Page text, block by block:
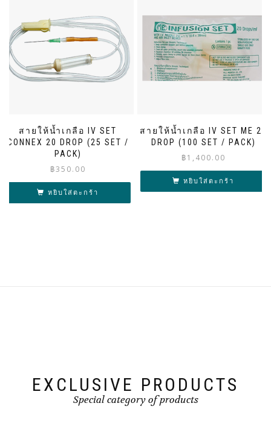
สายให้น้ำเกลือ IV SET
CONNEX 20 DROP (25 SET /
PACK)
฿350.00
หยิบใส่ตะกร้า
สายให้น้ำเกลือ IV SET ME 20
DROP (100 SET / PACK)
฿1,400.00
หยิบใส่ตะกร้า
EXCLUSIVE PRODUCTS
Special category of products